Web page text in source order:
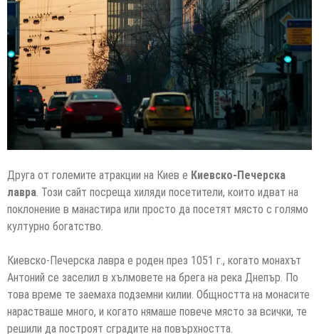
Друга от големите атракции на Киев е Киевско-Печерска
лавра. Този сайт посреща хиляди посетители, които идват на
поклонение в манастира или просто да посетят място с голямо
културно богатство.
Киевско-Печерска лавра е роден през 1051 г., когато монахът
Антоний се заселил в хълмовете на брега на река Днепър. По
това време те заемаха подземни килии. Общността на монасите
нарастваше много, и когато нямаше повече място за всички, те
решили да построят сградите на повърхността.